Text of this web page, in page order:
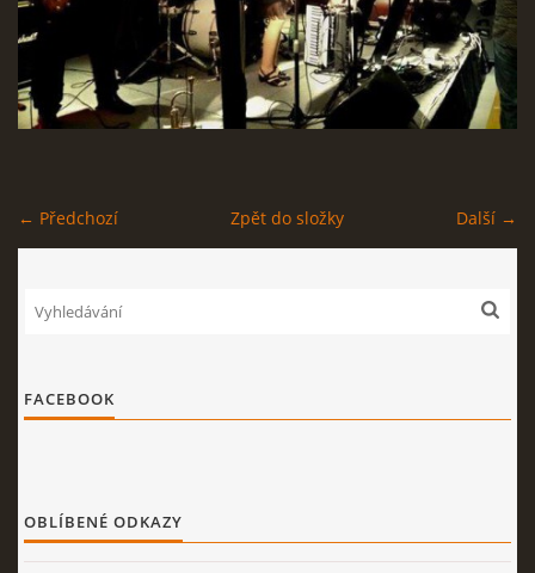
UKÁZKY
STAGEPLAN
Kapela BUMERANG
Poříčany okr. Kolín
kapelabumerang@gmail.com
← Předchozí Další →
Zpět do složky
FACEBOOK
OBLÍBENÉ ODKAZY